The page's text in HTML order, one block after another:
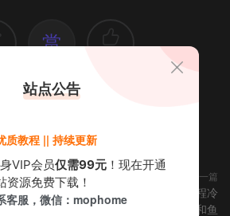
赏
牌需要
下一篇
[中文字幕] Houdini动画全流程冷
峻冰艳湖边的巨熊和鱼
站点公告
质教程 || 持续更新
VIP会员仅需99元 ！现在开通
资源免费下载！
客服，微信：mophome